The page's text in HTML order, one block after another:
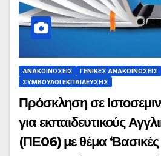
ΑΝΑΚΟΙΝΏΣΕΙΣ ΓΕΝΙΚΈΣ ΑΝΑΚΟΙΝΏΣΕΙΣ
ΣΎΜΒΟΥΛΟΙ ΕΚΠΑΊΔΕΥΣΗΣ
Πρόσκληση σε
για εκπαιδευτικούς
(ΠΕ06) με θέμα